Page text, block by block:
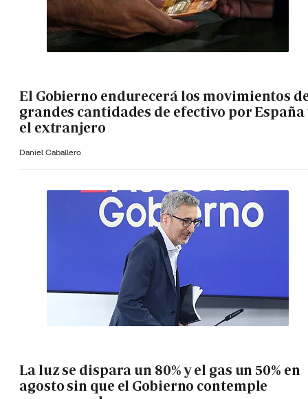
El Gobierno endurecerá los movimientos
grandes cantidades de efectivo por España
el extranjero
Daniel Caballero
La luz se dispara un 80% y el gas un 50% en
agosto sin que el Gobierno contemple